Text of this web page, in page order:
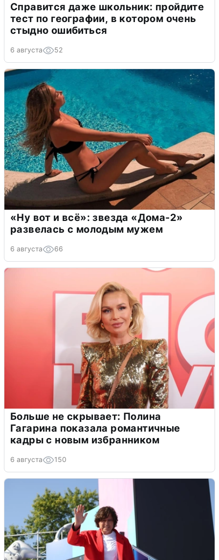
Справится даже школьник: пройдите
тест по географии, в котором очень
стыдно ошибиться
6 августа 52
«Ну вот и всё»: звезда «Дома-2»
развелась с молодым мужем
6 августа 66
Больше не скрывает: Полина
Гагарина показала романтичные
кадры с новым избранником
6 августа 150